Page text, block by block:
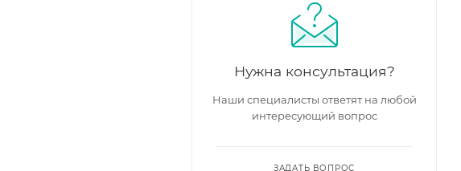
Нужна консультация?
Наши специалисты ответят на любой
интересующий вопрос
ЗАДАТЬ ВОПРОС